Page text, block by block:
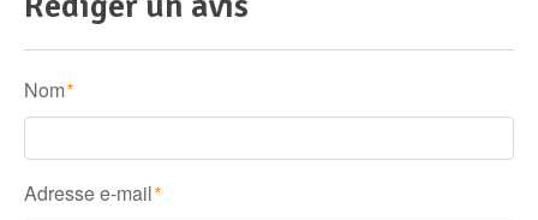
Nom *
Adresse e-mail *